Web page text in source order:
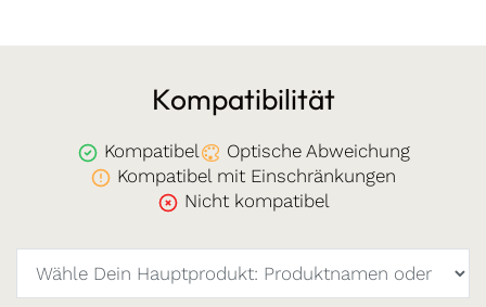
Kompatibilität
Kompatibel
Optische Abweichung
Kompatibel mit Einschränkungen
Nicht kompatibel